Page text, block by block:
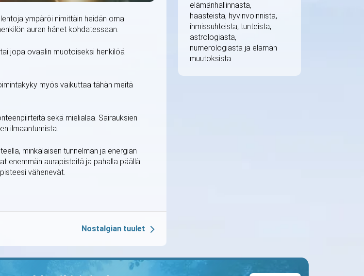
ympäröi nimittäin heidän oma
auran hänet kohdatessaan.
jopa ovaalin muotoiseksi henkilöä
myös vaikuttaa tähän meitä
sekä mielialaa. Sairauksien
ilmaantumista.
minkälaisen tunnelman ja energian
enemmän aurapisteitä ja pahalla päällä
vähenevät.
Nostalgian tuulet
elämänhallinnasta,
haasteista, hyvinvoinnista,
ihmissuhteista, tunteista,
astrologiasta,
numerologiasta ja elämän
muutoksista.